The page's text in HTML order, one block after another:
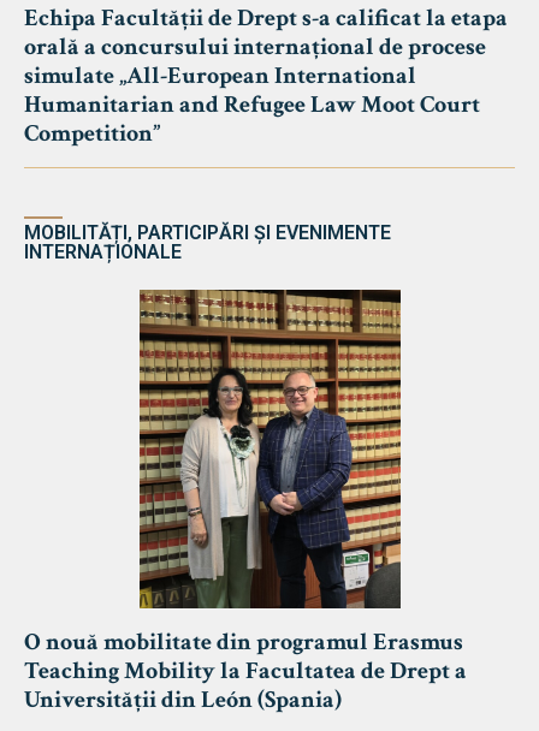
Echipa Facultății de Drept s-a calificat la etapa
orală a concursului internațional de procese
simulate „All-European International
Humanitarian and Refugee Law Moot Court
Competition”
MOBILITĂȚI, PARTICIPĂRI ȘI EVENIMENTE
INTERNAȚIONALE
O nouă mobilitate din programul Erasmus
Teaching Mobility la Facultatea de Drept a
Universității din León (Spania)